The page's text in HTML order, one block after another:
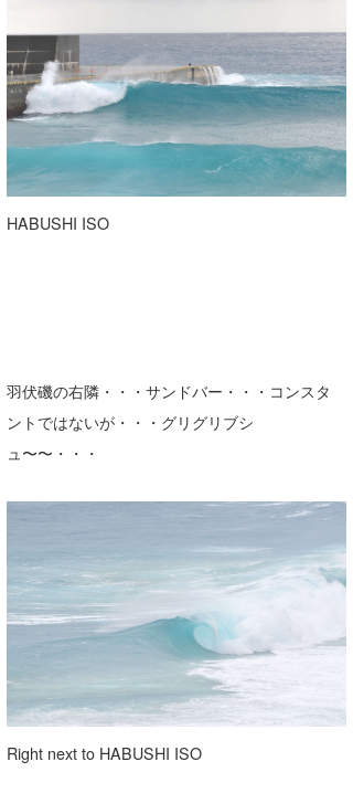
HABUSHI ISO
羽伏磯の右隣・・・サンドバー・・・コンスタ
ントではないが・・・グリグリブシ
ュ〜〜・・・
Right next to HABUSHI ISO